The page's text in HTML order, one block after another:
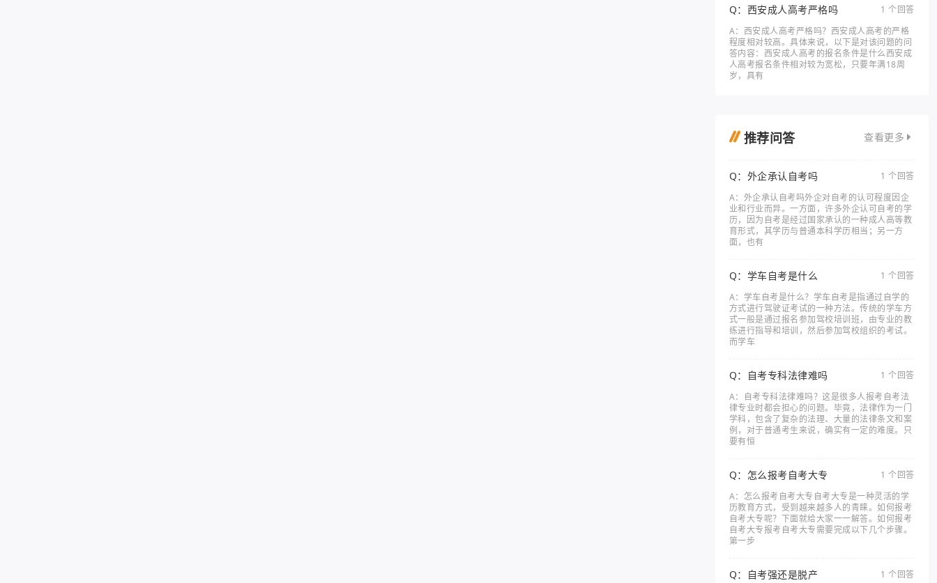
Q：西安成人高考严格吗
1 个回答
A：西安成人高考严格吗？西安成人高考的严格
程度相对较高。具体来说，以下是对该问题的问
答内容：西安成人高考的报名条件是什么西安成
人高考报名条件相对较为宽松，只要年满18周
岁，具有
推荐问答 查看更多
Q：外企承认自考吗
1 个回答
A：外企承认自考吗外企对自考的认可程度因企
业和行业而异。一方面，许多外企认可自考的学
历，因为自考是经过国家承认的一种成人高等教
育形式，其学历与普通本科学历相当；另一方
面，也有
Q：学车自考是什么
1 个回答
A：学车自考是什么？学车自考是指通过自学的
方式进行驾驶证考试的一种方法。传统的学车方
式一般是通过报名参加驾校培训班，由专业的教
练进行指导和培训，然后参加驾校组织的考试。
而学车
Q：自考专科法律难吗
1 个回答
A：自考专科法律难吗？这是很多人报考自考法
律专业时都会担心的问题。毕竟，法律作为一门
学科，包含了复杂的法理、大量的法律条文和案
例，对于普通考生来说，确实有一定的难度。只
要有恒
Q：怎么报考自考大专
1 个回答
A：怎么报考自考大专自考大专是一种灵活的学
历教育方式，受到越来越多人的青睐。如何报考
自考大专呢？下面就给大家一一解答。如何报考
自考大专报考自考大专需要完成以下几个步骤。
第一步
Q：自考强还是脱产
1 个回答